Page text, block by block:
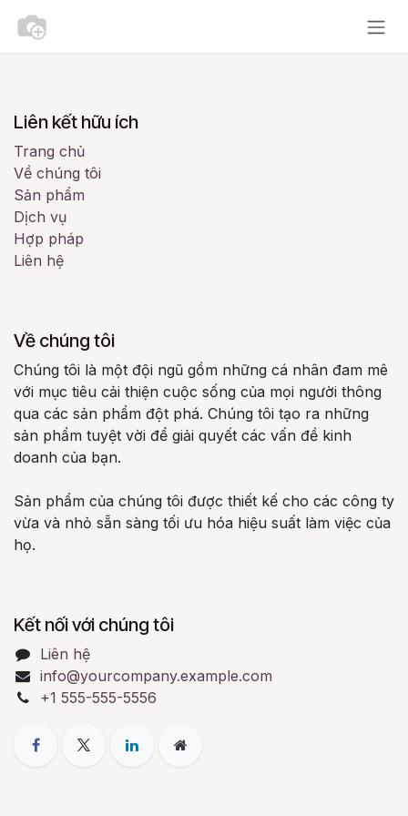
Liên kết hữu ích
Trang chủ
Về chúng tôi
Sản phẩm
Dịch vụ
Hợp pháp
Liên hệ
Về chúng tôi
Chúng tôi là một đội ngũ gồm những cá nhân đam mê
với mục tiêu cải thiện cuộc sống của mọi người thông
qua các sản phẩm đột phá. Chúng tôi tạo ra những
sản phẩm tuyệt vời để giải quyết các vấn đề kinh
doanh của bạn.
Sản phẩm của chúng tôi được thiết kế cho các công ty
vừa và nhỏ sẵn sàng tối ưu hóa hiệu suất làm việc của
họ.
Kết nối với chúng tôi
Liên hệ
info@yourcompany.example.com
+1 555-555-5556